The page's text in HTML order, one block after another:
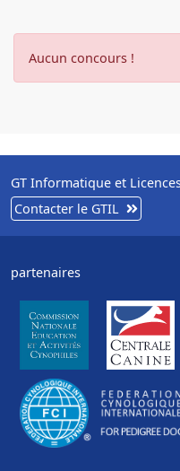
Aucun concours !
GT Informatique et
Contacter le GTIL
partenaires